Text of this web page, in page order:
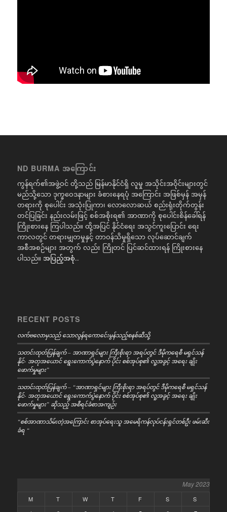
ND BURMA အကြောင်း
ကွန်ရက်၏အဖွဲ့ဝင် တို့သည် မြန်မာနိုင်ငံရှိ လူမှု အသိုင်းအဝိုင်းများတွင်
မည်သို့သော ဒုက္ခဝေဒနာများ ခံစားနေရပုံ အကြောင်း အဖြစ်မှန် အမှန်
တရားကို စုပေါင်း အသုံးပြုကာ၊ လောလောဆယ် စည်းရုံးတိုက်တွန်း
တင်ပြခြင်း နည်းလမ်းဖြင့် စစ်အစိုးရ၏ အာဏာကို စုပေါင်းစိန်ခေါ်ရန်
ကြိုးစားနေ ကြပါသည်။ ထို့အပြင် နိုင်ငံရေး အသွင်ကူးပြောင်း ရေး
ကာလတွင် တရားမျှတမှုနှင့် တာဝန်သိမှုရှိသော လုပ်ဆောင်ချက်
အစီအစဉ်များ အတွက် လည်း ကြိုတင် ပြင်ဆင်ထားရန် ကြိုးစားနေ
ပါသည်။ အပြည့်အစုံ..
RECENT POSTS
လက်ဗလောမှသည် သောလွန်ရကောင်ေးမွန်သည့်စနစ်ဆီသို့
သတင်းထုတ်ပြန်ချက် – အာဏာရှင်များ ကြီးစိုးရာ အရပ်တွင် ဒီမိုကရေစီ မရှင်သန်
နိုင်- အတုအယောင် ရွေးကောက်ပွဲနောက် ပိုင်း စစ်အုပ်စု၏ လူ့အခွင့် အရေး ချိုး
ဖောက်မှုများ”
သတင်းထုတ်ပြန်ချက် – “အာဏာရှင်များ ကြီးစိုးရာ အရပ်တွင် ဒီမိုကရေစီ မရှင်သန်
နိုင်- အတုအယောင် ရွေးကောက်ပွဲနောက် ပိုင်း စစ်အုပ်စု၏ လူ့အခွင့် အရေး ချိုး
ဖောက်မှုများ” ဆိုသည့် အစီရင်ခံစာအကျဉ်း
“စစ်အာဏာသိမ်းတဲ့အကြောင်း စာအုပ်ရေးသူ အမေရိကန်လုပ်ငန်းရှင်တစ်ဦး ဖမ်းဆီး
ခံရ “
May 2023
M T W T F S
S